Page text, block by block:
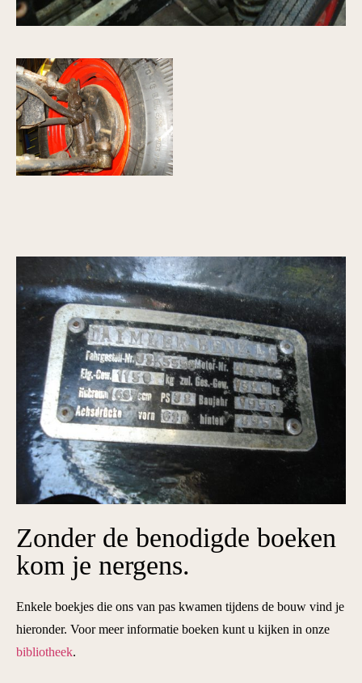
Zonder de benodigde boeken
kom je nergens.
Enkele boekjes die ons van pas kwamen tijdens de bouw vind je
hieronder. Voor meer informatie boeken kunt u kijken in onze
bibliotheek.